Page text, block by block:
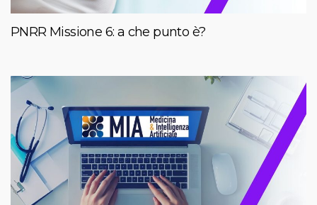
PNRR Missione 6: a che punto è?